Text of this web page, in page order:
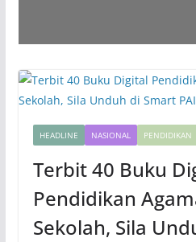
HEADLINE NASIONAL PENDIDIKAN
Terbit 40 Buku
Pendidikan
Sekolah, Sila